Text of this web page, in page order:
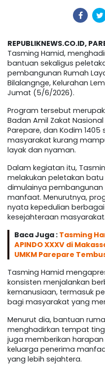
REPUBLIKNEWS.CO.ID,
Tasming Hamid,
bantuan sekaligus
pembangunan Rumah
Bilalangnge, Kelurahan
Jumat (5/6/2026).
Program tersebut
Badan Amil Zakat
Parepare, dan Kodim
masyarakat kurang
layak dan nyaman.
Dalam kegiatan itu,
melakukan peletakan
dimulainya
manfaat. Menurutnya,
nyata kepedulian
kesejahteraan masyarakat.
Baca Juga : Tasming
APINDO XXXV di
UMKM Parepare
Tasming Hamid
konsisten menjalankan
kemanusiaan, termasuk
bagi masyarakat yang
Menurut dia, bantuan
menghadirkan tempat
juga memberikan
keluarga penerima
yang lebih sejahtera.